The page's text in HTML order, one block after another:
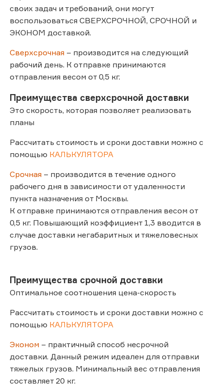
своих задач и требований, они могут
воспользоваться СВЕРХСРОЧНОЙ, СРОЧНОЙ и
ЭКОНОМ доставкой.
Сверхсрочная – производится на следующий
рабочий день. К отправке принимаются
отправления весом от 0,5 кг.
Преимущества сверхсрочной доставки
Это скорость, которая позволяет реализовать
планы
Рассчитать стоимость и сроки доставки можно с
помощью КАЛЬКУЛЯТОРА
Срочная – производится в течение одного
рабочего дня в зависимости от удаленности
пункта назначения от Москвы.
К отправке принимаются отправления весом от
0,5 кг. Повышающий коэффициент 1,3 вводится в
случае доставки негабаритных и тяжеловесных
грузов.
Преимущества срочной доставки
Оптимальное соотношения цена-скорость
Рассчитать стоимость и сроки доставки можно с
помощью КАЛЬКУЛЯТОРА
Эконом – практичный способ несрочной
доставки. Данный режим идеален для отправки
тяжелых грузов. Минимальный вес отправления
составляет 20 кг.